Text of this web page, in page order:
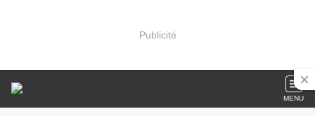
Publicité
MENU